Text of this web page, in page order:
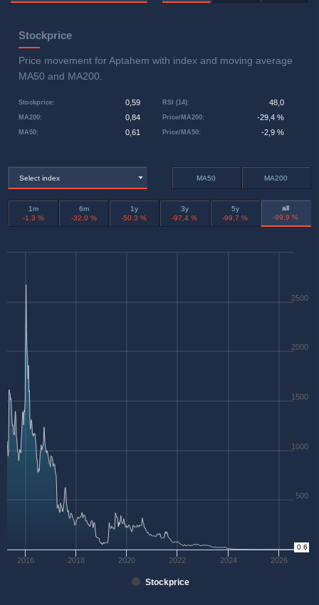
Stockprice
Price movement for Aptahem with index and moving average
MA50 and MA200.
Stockprice: 0,59
MA50: 0,61
MA200: 0,84 Price/MA200: -29,4 %
RSI (14): 48,0
Price/MA50: -2,9 %
Select index MA50 MA200
1m
-1,3 %
6m
-32,0 %
1y
-50,3 %
3y
-97,4 %
5y
-99,7 %
all
-99,9 %
Stockprice
2016 2018 2020 2022 2024 2026
0
500
1000
1500
2000
2500
0.6